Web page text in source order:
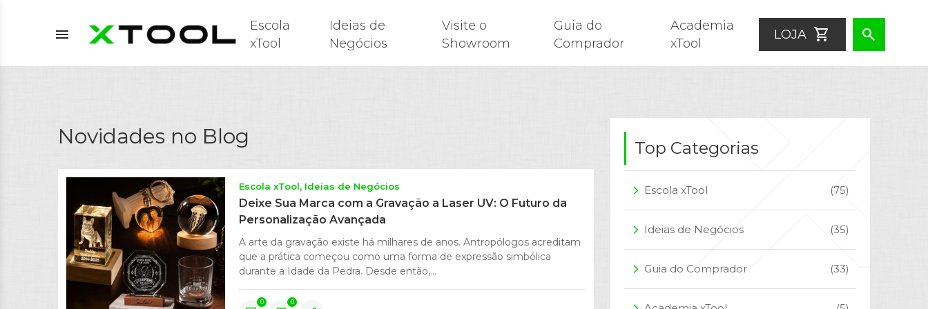
menu
Escola
xTool
Ideias de
Negócios
Visite o
Showroom
Guia do
Comprador
Academia
xTool
LOJA shopping_cart search
Novidades no Blog
Escola xTool Ideias de Negócios
Deixe Sua Marca com a Gravação a Laser UV: O Futuro da
Personalização Avançada
A arte da gravação existe há milhares de anos. Antropólogos acreditam
que a prática começou como uma forma de expressão simbólica
durante a Idade da Pedra. Desde então,...
0 0
Top Categorias
arrow_forward_ios Escola xTool (75)
arrow_forward_ios Ideias de Negócios (35)
arrow_forward_ios Guia do Comprador (33)